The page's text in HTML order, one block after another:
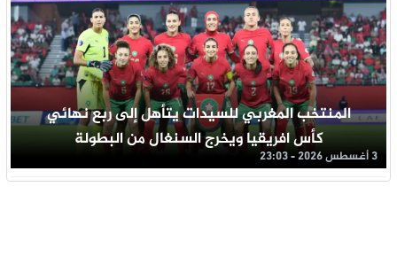
المنتخب المغربي للسيدات يتأهل إلى ربع نهائي
كأس افريقيا ويخرج السنغال من البطولة
3 أغسطس 2026 - 23:03